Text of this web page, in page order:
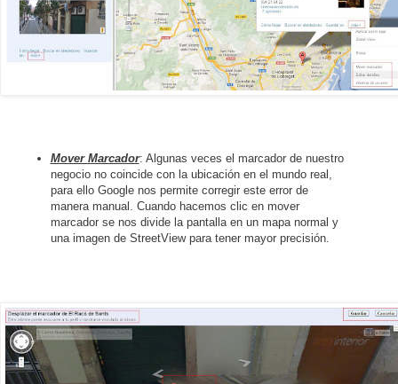
Mover Marcador: Algunas veces el marcador de nuestro
negocio no coincide con la ubicación en el mundo real,
para ello Google nos permite corregir este error de
manera manual. Cuando hacemos clic en mover
marcador se nos divide la pantalla en un mapa normal y
una imagen de StreetView para tener mayor precisión.